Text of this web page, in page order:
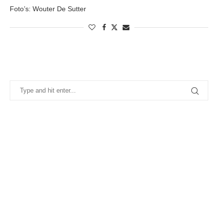
Foto’s: Wouter De Sutter